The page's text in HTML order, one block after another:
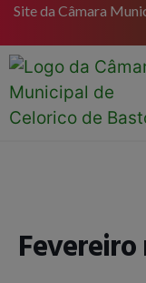
Site da Câmara